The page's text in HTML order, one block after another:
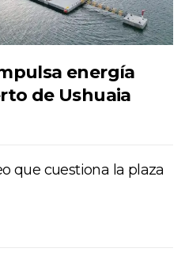
energía
de Ushuaia
que cuestiona la plaza